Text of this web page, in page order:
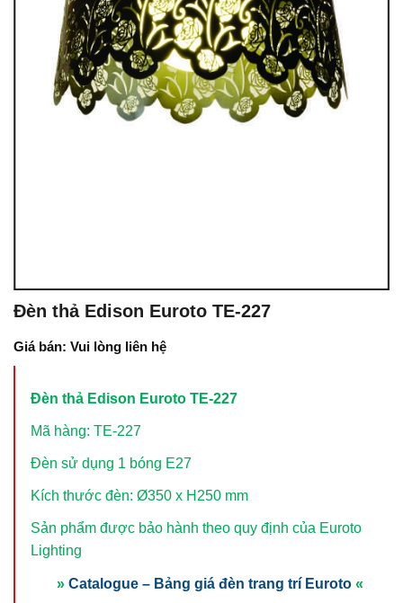
Đèn thả Edison Euroto TE-227
Giá bán: Vui lòng liên hệ
Đèn thả Edison Euroto TE-227
Mã hàng: TE-227
Đèn sử dụng 1 bóng E27
Kích thước đèn: Ø350 x H250 mm
Sản phẩm được bảo hành theo quy định của Euroto
Lighting
» Catalogue – Bảng giá đèn trang trí Euroto «